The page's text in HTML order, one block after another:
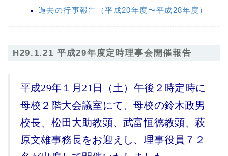
過去の行事報告（平成20年度〜平成28年度）
H29.1.21 平成29年度定時理事会開催報告
平成29年１月21日（土）午後２時定時に
母校２階大会議室にて、母校の鈴木政男
校長、松田大助教頭、武富恒徳教頭、萩
原文雄事務長をお迎えし、理事役員７２